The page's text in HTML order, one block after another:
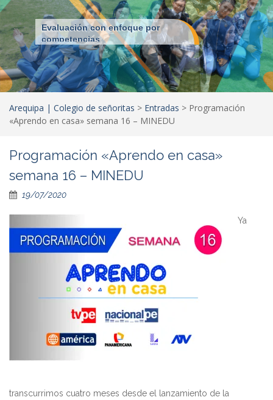
Evaluación con enfoque por
competencias
Arequipa | Colegio de señoritas > Entradas > Programación
«Aprendo en casa» semana 16 – MINEDU
Programación «Aprendo en casa»
semana 16 – MINEDU
19/07/2020
Ya
transcurrimos cuatro meses desde el lanzamiento de la